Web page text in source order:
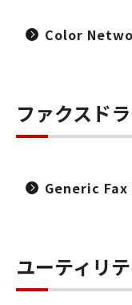
Color
ファクスド
Generic Fax
ユーティリ